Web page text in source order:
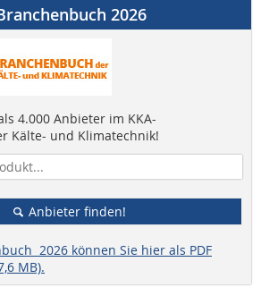
2026
4.000 Anbieter im KKA-
Kälte- und Klimatechnik!
Anbieter finden!
2026 können Sie hier als PDF
MB).